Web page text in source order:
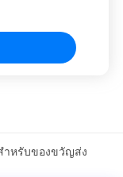
ำหรับของขวัญส่ง